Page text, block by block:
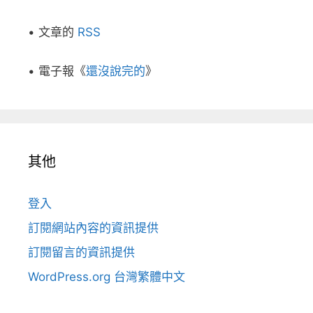
• 文章的 RSS
• 電子報《還沒說完的》
其他
登入
訂閱網站內容的資訊提供
訂閱留言的資訊提供
WordPress.org 台灣繁體中文